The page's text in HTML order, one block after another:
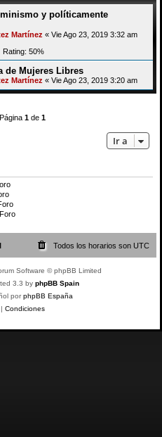
y políticamente
Martínez « Vie Ago 23, 2019 3:32 am
Rating: 50%
de Mujeres Libres
Martínez « Vie Ago 23, 2019 3:20 am
1de 1
Ir a
Todos los horarios son UTC
Software © phpBB Limited
3.3 by phpBB Spain
porphpBB España
| Condiciones